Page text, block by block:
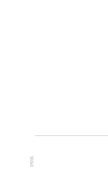
PUB.